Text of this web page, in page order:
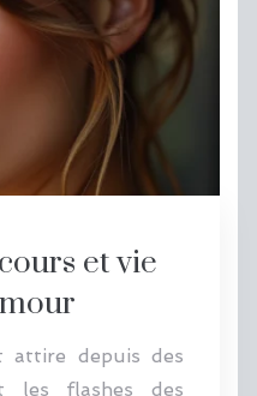
et vie
attire depuis des
les flashes des